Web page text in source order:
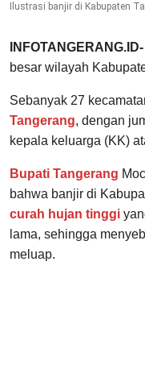
Ilustrasi banjir di Kabupaten
INFOTANGERANG.ID-
besar wilayah
Sebanyak 27
Tangerang, dengan
kepala keluarga (KK)
Bupati Tangerang
bahwa banjir di
curah hujan tinggi
lama, sehingga
meluap.